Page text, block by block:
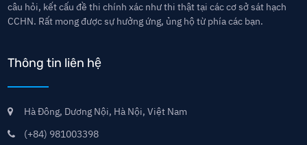
câu hỏi, kết cấu đề thi chính xác như thi thật tại các cơ sở sát hạch
CCHN. Rất mong được sự hưởng ứng, ủng hộ từ phía các bạn.
Thông tin liên hệ
Hà Đông, Dương Nội, Hà Nội, Việt Nam
(+84) 981003398